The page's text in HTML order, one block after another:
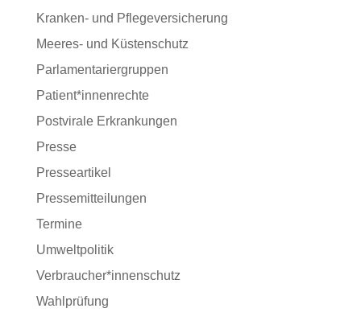
Kranken- und Pflegeversicherung
Meeres- und Küstenschutz
Parlamentariergruppen
Patient*innenrechte
Postvirale Erkrankungen
Presse
Presseartikel
Pressemitteilungen
Termine
Umweltpolitik
Verbraucher*innenschutz
Wahlprüfung